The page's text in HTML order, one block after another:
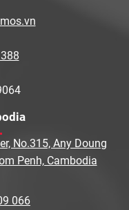
No.315, Any Doung
Penh, Cambodia
066